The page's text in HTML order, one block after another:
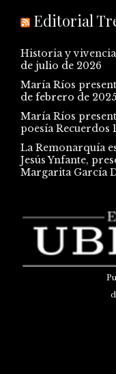
Editorial
Historia y
de julio de 2026
María Ríos
de febrero de 2025
María Ríos
poesía Recuerdos
La Remonarquía
Jesús Ynfante,
Margarita García